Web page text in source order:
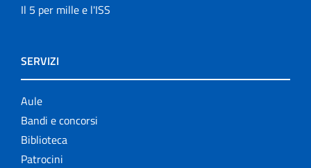
Il 5 per mille e l'ISS
SERVIZI
Aule
Bandi e concorsi
Biblioteca
Patrocini